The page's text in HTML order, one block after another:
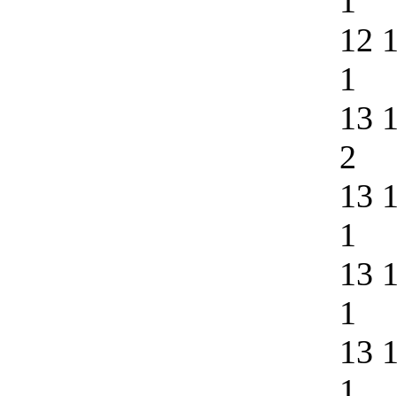
12
1
13
2
13
1
13
1
13